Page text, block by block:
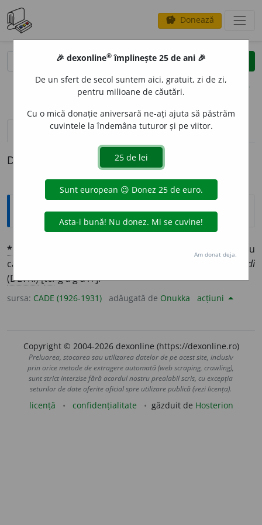
savings Donează
clear
opțiuni
definiții (1)
Definiția cu ID-ul 1376288:
Explicative DEX
*
, cafea turcească cu
caimac:
și de la mine o cafea gingirlie... pentru Efendi
(DLVR.)[tc. ğüğüli].
sursa: CADE (1926-1931) adăugată de Onukka acțiuni
Copyright © 2004-2026 dexonline (https://dexonline.ro)
Preluarea, stocarea sau utilizarea datelor de pe acest site, inclusiv
prin orice metode de extragere automată (web scraping, crawling),
sunt strict interzise fără acordul nostru prealabil scris, cu excepția
seturilor de date oferite oficial spre utilizare publică (vezi licența).
licență confidențialitate găzduit de Hosterion
🎉 dexonline® împlinește 25 de ani 🎉
De un sfert de secol suntem aici, gratuit, zi de zi,
pentru milioane de căutări.
Cu o mică donație aniversară ne-ați ajuta să păstrăm
cuvintele la îndemâna tuturor și pe viitor.
Am donat deja.